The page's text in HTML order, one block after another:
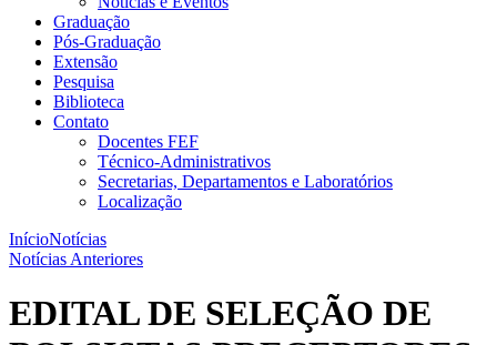
Graduação
Pós-Graduação
Extensão
Pesquisa
Biblioteca
Contato
Docentes FEF
Técnico-Administrativos
Secretarias, Departamentos e Laboratórios
Localização
InícioNotícias
Notícias Anteriores
EDITAL DE SELEÇÃO DE